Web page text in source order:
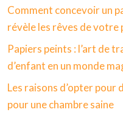
Comment concevoir un
révèle les rêves de votre
Papiers peints : l’art de
d’enfant en un monde
Les raisons d’opter pour
pour une chambre saine